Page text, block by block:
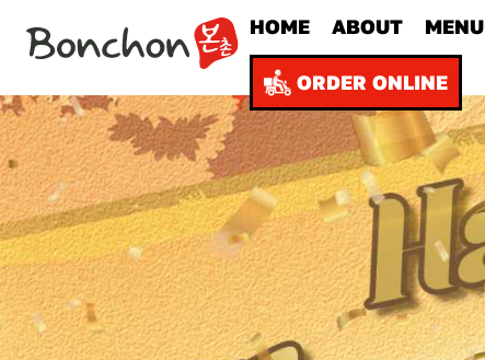
HOME ABOUT MENU
ORDER ONLINE